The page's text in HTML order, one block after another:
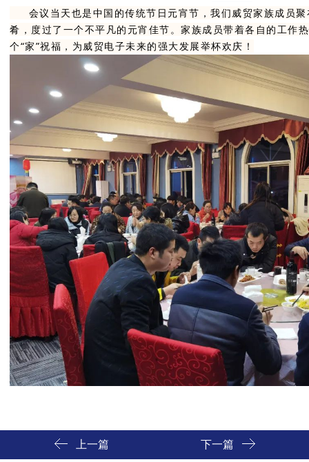
会议当天也是中国的传统节日元宵节，我们威贸家族成员
肴，度过了一个不平凡的元宵佳节。家族成员带着各自的工作
个“家”祝福，为威贸电子未来的强大发展举杯欢庆！
上一篇 下一篇